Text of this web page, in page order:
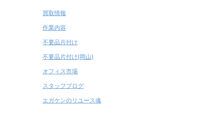
買取情報
作業内容
不要品片付け
不要品片付け(岡山)
オフィス市場
スタッフブログ
エガケンのリユース魂